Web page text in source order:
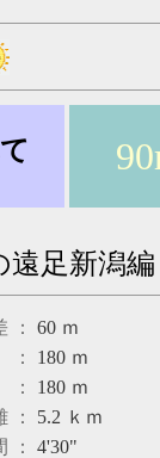
遠足新潟編
： 60 ｍ
：
180 ｍ
：
180 ｍ
：
5.2 ｋｍ
：
4'30"